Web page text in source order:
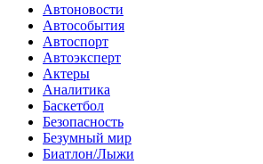
Автоновости
Автособытия
Автоспорт
Автоэксперт
Актеры
Аналитика
Баскетбол
Безопасность
Безумный мир
Биатлон/Лыжи